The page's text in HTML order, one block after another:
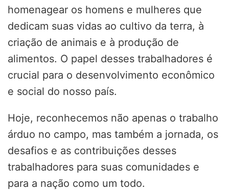
homenagear os homens e mulheres que
dedicam suas vidas ao cultivo da terra, à
criação de animais e à produção de
alimentos. O papel desses trabalhadores é
crucial para o desenvolvimento econômico
e social do nosso país.
Hoje, reconhecemos não apenas o trabalho
árduo no campo, mas também a jornada, os
desafios e as contribuições desses
trabalhadores para suas comunidades e
para a nação como um todo.